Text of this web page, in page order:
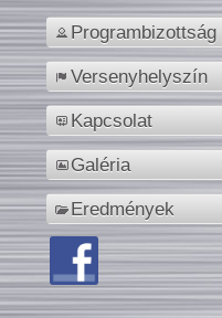
Programbizottság
Versenyhelyszín
Kapcsolat
Galéria
Eredmények